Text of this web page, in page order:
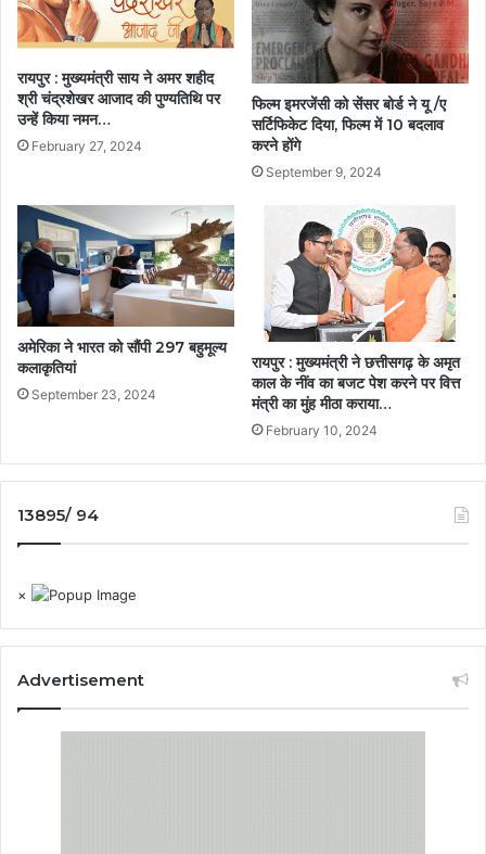
रायपुर : मुख्यमंत्री साय ने अमर शहीद
श्री चंद्रशेखर आजाद की पुण्यतिथि पर
उन्हें किया नमन…
February 27, 2024
फिल्म इमरजेंसी को सेंसर बोर्ड ने यू /ए
सर्टिफिकेट दिया, फिल्म में 10 बदलाव
करने होंगे
September 9, 2024
अमेरिका ने भारत को सौंपी 297 बहुमूल्य
कलाकृतियां
September 23, 2024
रायपुर : मुख्यमंत्री ने छत्तीसगढ़ के अमृत
काल के नींव का बजट पेश करने पर वित्त
मंत्री का मुंह मीठा कराया…
February 10, 2024
13895/ 94
×
Advertisement